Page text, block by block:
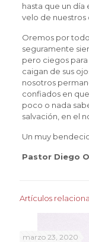
hasta que un día
velo de nuestros
Oremos por
seguramente
pero ciegos
caigan de sus
nosotros
confiados en
poco o nada
salvación, en el
Un muy
Pastor Diego
Artículos
marzo 23, 2020